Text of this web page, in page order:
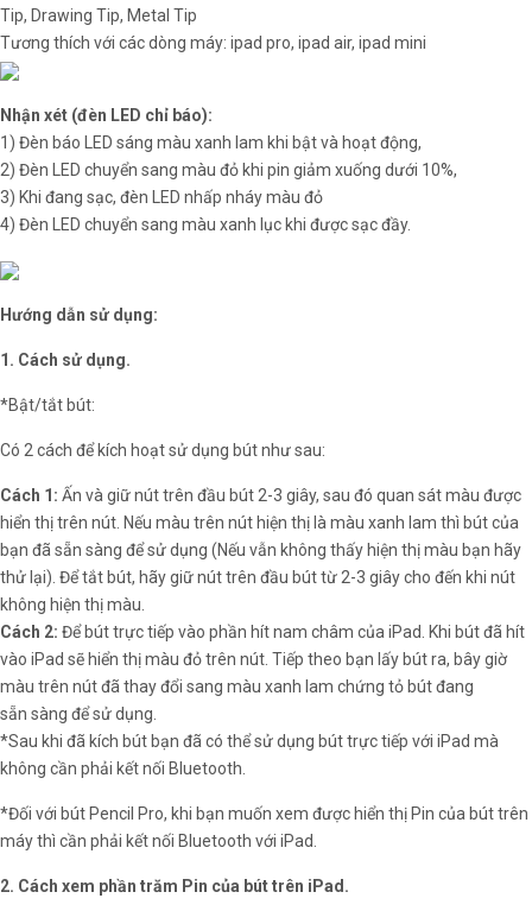
Tip, Drawing Tip, Metal Tip
Tương thích với các dòng máy: ipad pro, ipad air, ipad mini
Nhận xét (đèn LED chỉ báo):
1) Đèn báo LED sáng màu xanh lam khi bật và hoạt động,
2) Đèn LED chuyển sang màu đỏ khi pin giảm xuống dưới 10%,
3) Khi đang sạc, đèn LED nhấp nháy màu đỏ
4) Đèn LED chuyển sang màu xanh lục khi được sạc đầy.
Hướng dẫn sử dụng:
1. Cách sử dụng.
​*Bật/tắt bút:
Có 2 cách để kích hoạt sử dụng bút như sau:
Cách 1: Ấn và giữ nút trên đầu bút 2-3 giây, sau đó quan sát màu được
hiển thị trên nút. Nếu màu trên nút hiện thị là màu xanh lam thì bút của
bạn đã sẵn sàng để sử dụng (Nếu vẫn không thấy hiện thị màu bạn hãy
thử lại). Để tắt bút, hãy giữ nút trên đầu bút từ 2-3 giây cho đến khi nút
không hiện thị màu.
Cách 2: Để bút trực tiếp vào phần hít nam châm của iPad. Khi bút đã hít
vào iPad sẽ hiển thị màu đỏ trên nút. Tiếp theo bạn lấy bút ra, bây giờ
màu trên nút đã thay đổi sang màu xanh lam chứng tỏ bút đang
sẵn sàng để sử dụng.
*Sau khi đã kích bút bạn đã có thể sử dụng bút trực tiếp với iPad mà
không cần phải kết nối Bluetooth.
*Đối với bút Pencil Pro, khi bạn muốn xem được hiển thị Pin của bút trên
máy thì cần phải kết nối Bluetooth với iPad.
2. Cách xem phần trăm Pin của bút trên iPad.